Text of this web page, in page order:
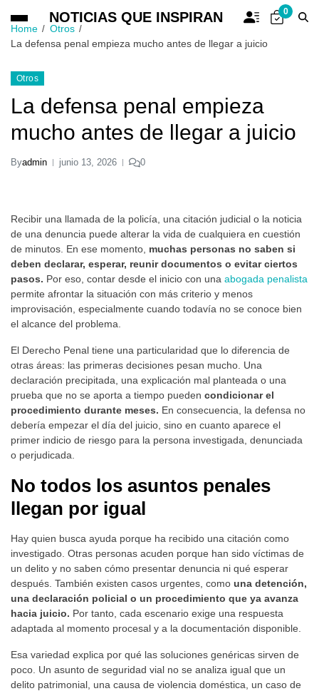
NOTICIAS QUE INSPIRAN 0
Home
Otros
La defensa penal empieza mucho antes de llegar a juicio
Otros
La defensa penal empieza
mucho antes de llegar a juicio
Byadmin junio 13, 2026 0
Recibir una llamada de la policía, una citación judicial o la noticia
de una denuncia puede alterar la vida de cualquiera en cuestión
de minutos. En ese momento, muchas personas no saben si
deben declarar, esperar, reunir documentos o evitar ciertos
pasos. Por eso, contar desde el inicio con una abogada penalista
permite afrontar la situación con más criterio y menos
improvisación, especialmente cuando todavía no se conoce bien
el alcance del problema.
El Derecho Penal tiene una particularidad que lo diferencia de
otras áreas: las primeras decisiones pesan mucho. Una
declaración precipitada, una explicación mal planteada o una
prueba que no se aporta a tiempo pueden condicionar el
procedimiento durante meses. En consecuencia, la defensa no
debería empezar el día del juicio, sino en cuanto aparece el
primer indicio de riesgo para la persona investigada, denunciada
o perjudicada.
No todos los asuntos penales
llegan por igual
Hay quien busca ayuda porque ha recibido una citación como
investigado. Otras personas acuden porque han sido víctimas de
un delito y no saben cómo presentar denuncia ni qué esperar
después. También existen casos urgentes, como una detención,
una declaración policial o un procedimiento que ya avanza
hacia juicio. Por tanto, cada escenario exige una respuesta
adaptada al momento procesal y a la documentación disponible.
Esa variedad explica por qué las soluciones genéricas sirven de
poco. Un asunto de seguridad vial no se analiza igual que un
delito patrimonial, una causa de violencia doméstica, un caso de